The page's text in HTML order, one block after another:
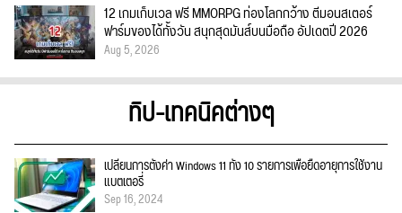
12 เกมเก็บเวล ฟรี MMORPG ท่องโลกกว้าง ตีมอนสเตอร์
ฟาร์มของได้ทั้งวัน สนุกสุดมันส์บนมือถือ อัปเดตปี 2026
Aug 5, 2026
ทิป-เทคนิคต่างๆ
เปลี่ยนการตั้งค่า Windows 11 ทั้ง 10 รายการเพื่อยืดอายุการใช้งาน
แบตเตอรี่
Sep 16, 2024